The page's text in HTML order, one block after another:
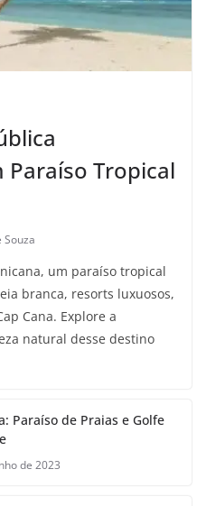
Tropical
Souza
um paraíso tropical
branca, resorts luxuosos,
Cana. Explore a
natural desse destino
Paraíso de Praias e Golfe
de 2023